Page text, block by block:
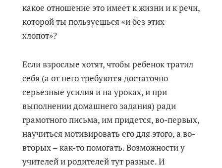
какое отношение это имеет к жизни и к речи,
которой ты пользуешься «и без этих
хлопот»?
Если взрослые хотят, чтобы ребенок тратил
себя (а от него требуются достаточно
серьезные усилия и на уроках, и при
выполнении домашнего задания) ради
грамотного письма, им придется, во-первых,
научиться мотивировать его для этого, а во-
вторых – как-то помогать. Возможности у
учителей и родителей тут разные. И